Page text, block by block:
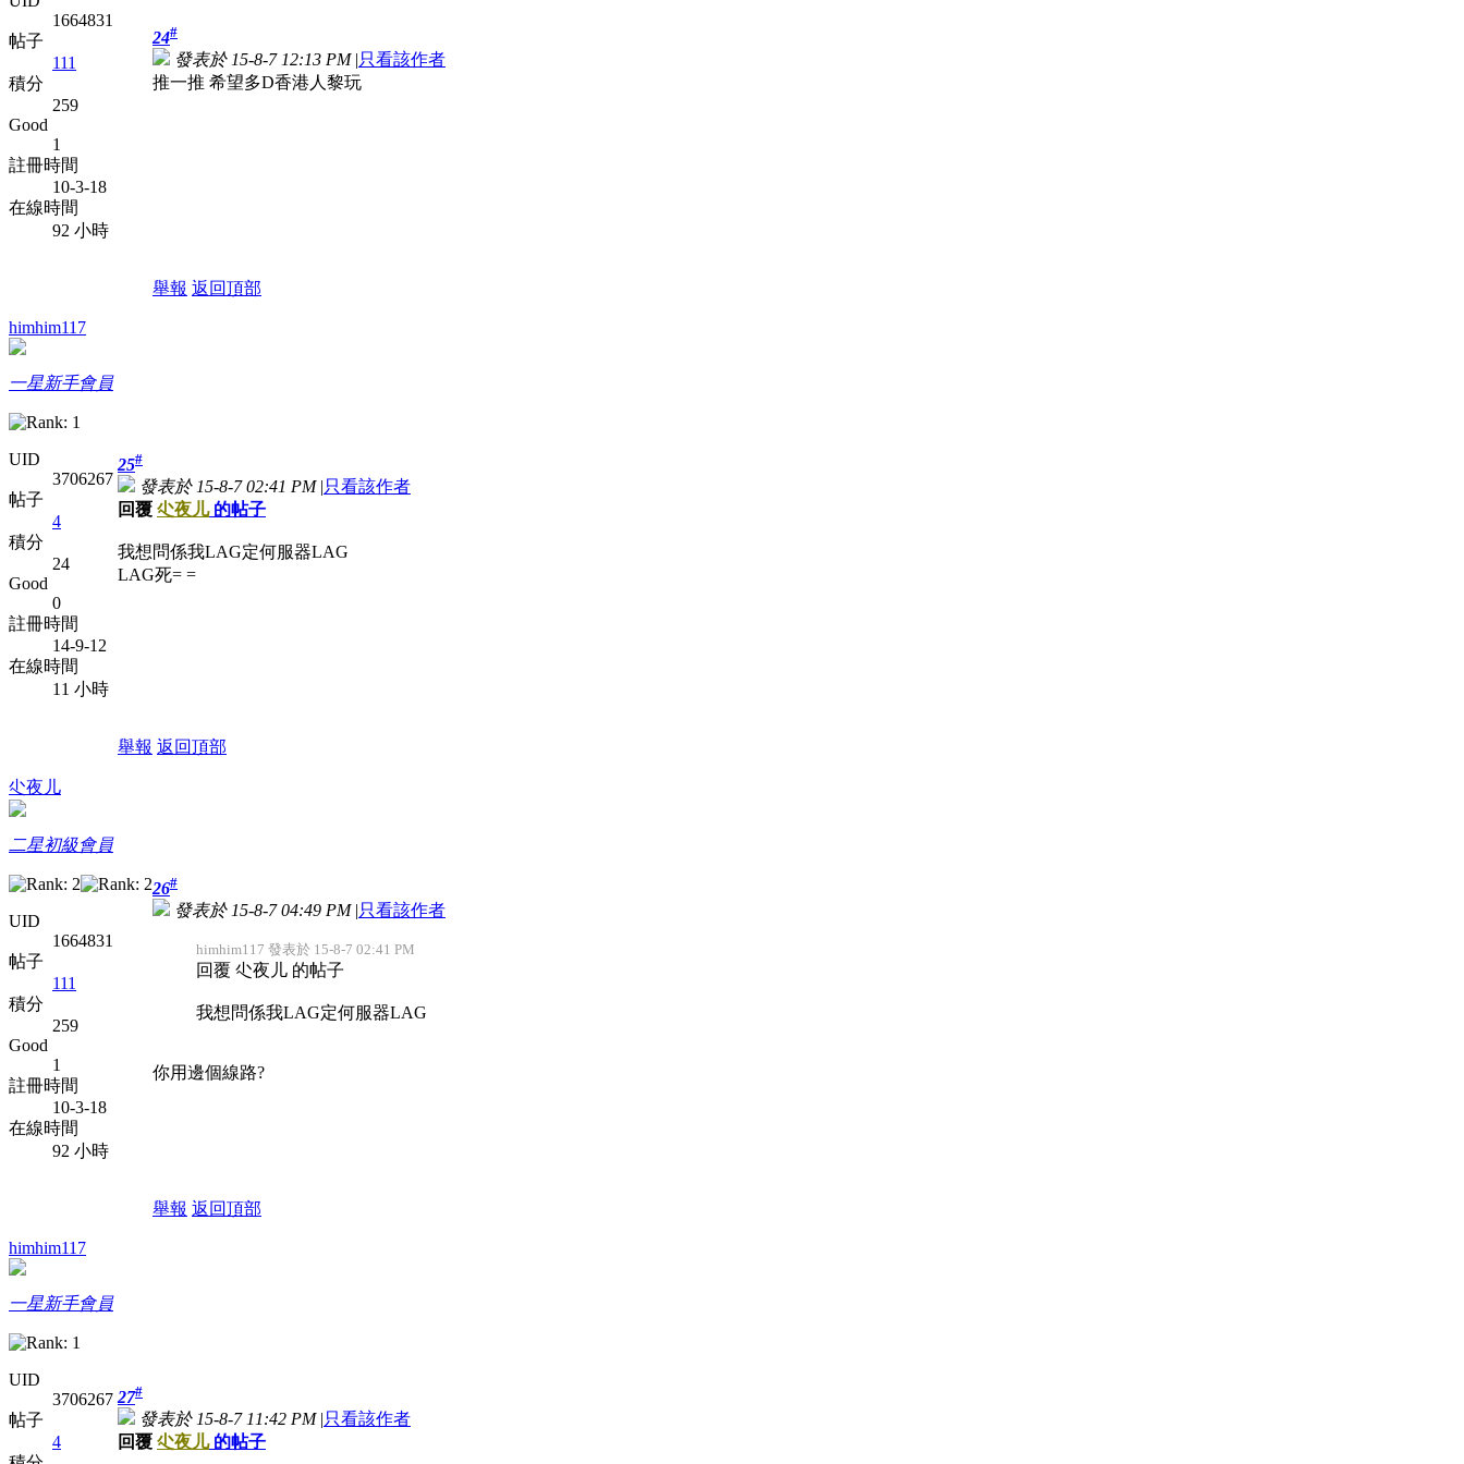
1664831
帖子
111
積分
259
Good
1
註冊時間
10-3-18
在線時間
92 小時
24#
發表於 15-8-7 12:13 PM |只看該作者
推一推 希望多D香港人黎玩
舉報 返回頂部
himhim117
一星新手會員
UID
3706267
帖子
4
積分
24
Good
0
註冊時間
14-9-12
在線時間
11 小時
25#
發表於 15-8-7 02:41 PM |只看該作者
回覆 尐夜儿的帖子
我想問係我LAG定何服器LAG
LAG死= =
舉報 返回頂部
尐夜儿
二星初級會員
UID
1664831
帖子
111
積分
259
Good
1
註冊時間
10-3-18
在線時間
92 小時
26#
發表於 15-8-7 04:49 PM |只看該作者
himhim117 發表於 15-8-7 02:41 PM
回覆 尐夜儿 的帖子
我想問係我LAG定何服器LAG
你用邊個線路?
舉報 返回頂部
himhim117
一星新手會員
UID
3706267
帖子
4
27#
發表於 15-8-7 11:42 PM |只看該作者
回覆 尐夜儿的帖子